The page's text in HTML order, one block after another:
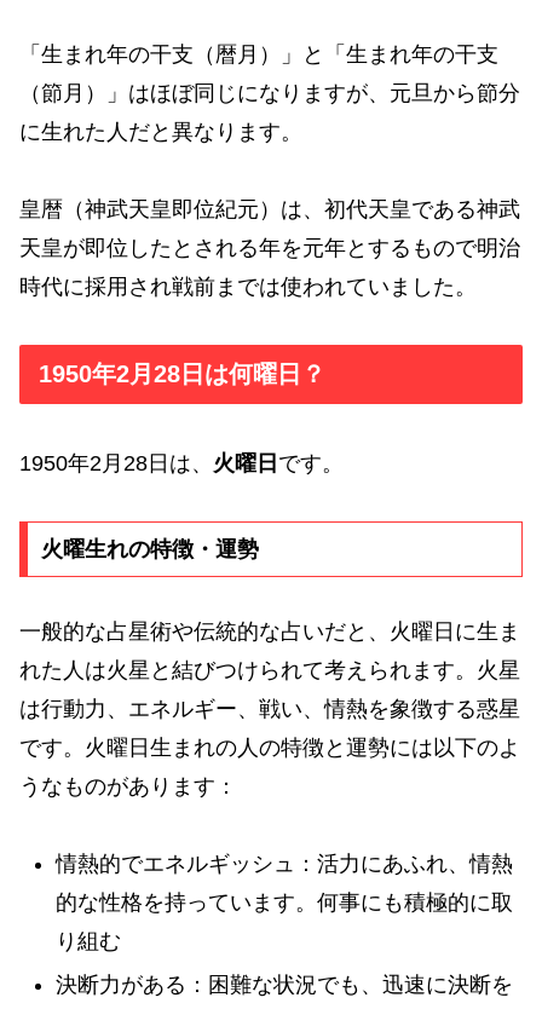
「生まれ年の干支（暦月）」と「生まれ年の干支
（節月）」はほぼ同じになりますが、元旦から節分
に生れた人だと異なります。
皇暦（神武天皇即位紀元）は、初代天皇である神武
天皇が即位したとされる年を元年とするもので明治
時代に採用され戦前までは使われていました。
1950年2月28日は何曜日？
1950年2月28日は、 火曜日 です。
火曜生れの特徴・運勢
一般的な占星術や伝統的な占いだと、火曜日に生ま
れた人は火星と結びつけられて考えられます。火星
は行動力、エネルギー、戦い、情熱を象徴する惑星
です。火曜日生まれの人の特徴と運勢には以下のよ
うなものがあります：
情熱的でエネルギッシュ：活力にあふれ、情熱
的な性格を持っています。何事にも積極的に取
り組む
決断力がある：困難な状況でも、迅速に決断を